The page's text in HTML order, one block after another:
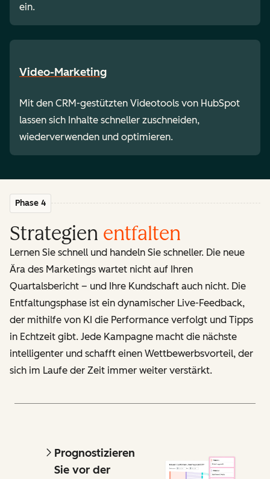
ein.
Video-Marketing
Mit den CRM-gestützten Videotools von HubSpot
lassen sich Inhalte schneller zuschneiden,
wiederverwenden und optimieren.
Phase 4
Strategien entfalten
Lernen Sie schnell und handeln Sie schneller. Die neue
Ära des Marketings wartet nicht auf Ihren
Quartalsbericht – und Ihre Kundschaft auch nicht. Die
Entfaltungsphase ist ein dynamischer Live-Feedback,
der mithilfe von KI die Performance verfolgt und Tipps
in Echtzeit gibt. Jede Kampagne macht die nächste
intelligenter und schafft einen Wettbewerbsvorteil, der
sich im Laufe der Zeit immer weiter verstärkt.
Prognostizieren
Sie vor der